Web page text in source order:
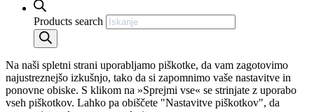
Products search
Na naši spletni strani uporabljamo piškotke, da vam zagotovimo
najustreznejšo izkušnjo, tako da si zapomnimo vaše nastavitve in
ponovne obiske. S klikom na »Sprejmi vse« se strinjate z uporabo
vseh piškotkov. Lahko pa obiščete "Nastavitve piškotkov", da